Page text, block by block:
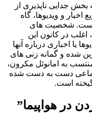
جدایی ناپذیری از
اخبار و ویدیوها، گاه
است. شخصیت های
در کانون این
یا اخباری درباره آنها
شده و گمانه زنی های
منتسب به امانوئل مکرون،
دست به دست شده
است.
در هواپیما”